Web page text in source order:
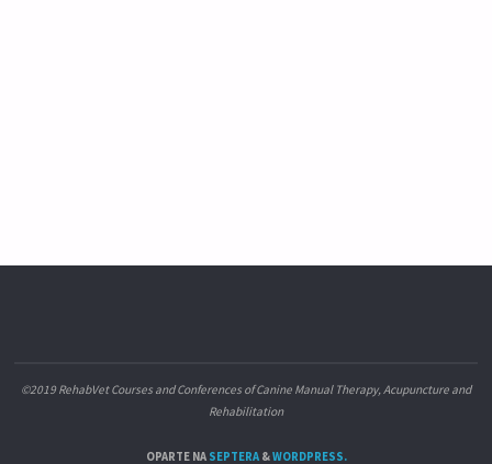
©2019 RehabVet Courses and Conferences of Canine Manual Therapy, Acupuncture and
Rehabilitation
OPARTE NASEPTERA&WORDPRESS.